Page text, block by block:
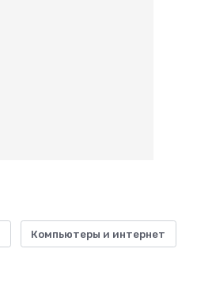
Компьютеры и интернет